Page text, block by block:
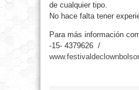
de cualquier tipo.
No hace falta tener
Para más información
-15- 4379626 /